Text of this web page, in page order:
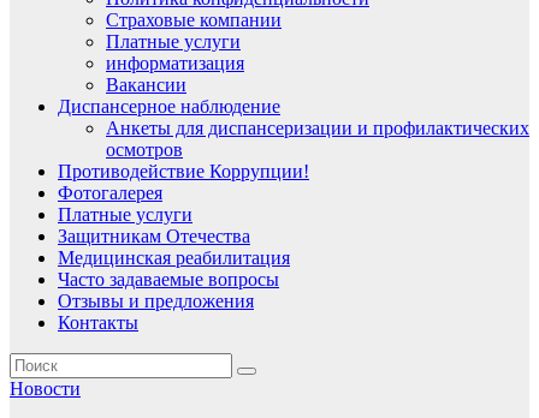
Страховые компании
Платные услуги
информатизация
Вакансии
Диспансерное наблюдение
Анкеты для диспансеризации и профилактических
осмотров
Противодействие Коррупции!
Фотогалерея
Платные услуги
Защитникам Отечества
Медицинская реабилитация
Часто задаваемые вопросы
Отзывы и предложения
Контакты
Новости